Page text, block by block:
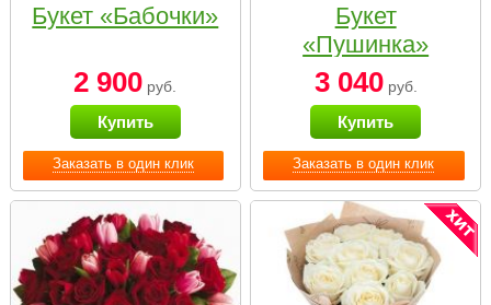
Заказать в один клик
Букет «Бабочки»
2 900 руб.
Купить
Заказать в один клик
Букет
«Пушинка»
3 040руб.
Купить